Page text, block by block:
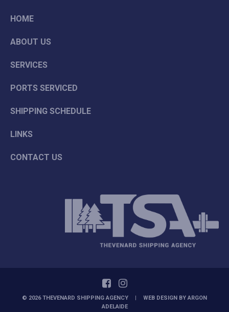
HOME
ABOUT US
SERVICES
PORTS SERVICED
SHIPPING SCHEDULE
LINKS
CONTACT US
© 2026 THEVENARD SHIPPING AGENCY WEB DESIGN BYARGON
ADELAIDE